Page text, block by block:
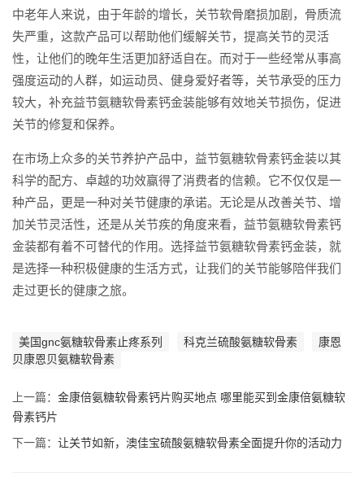
中老年人来说，由于年龄的增长，关节软骨磨损加剧，骨质流
失严重，这款产品可以帮助他们缓解关节，提高关节的灵活
性，让他们的晚年生活更加舒适自在。而对于一些经常从事高
强度运动的人群，如运动员、健身爱好者等，关节承受的压力
较大，补充益节氨糖软骨素钙金装能够有效地关节损伤，促进
关节的修复和保养。
在市场上众多的关节养护产品中，益节氨糖软骨素钙金装以其
科学的配方、卓越的功效赢得了消费者的信赖。它不仅仅是一
种产品，更是一种对关节健康的承诺。无论是从改善关节、增
加关节灵活性，还是从关节疾的角度来看，益节氨糖软骨素钙
金装都有着不可替代的作用。选择益节氨糖软骨素钙金装，就
是选择一种积极健康的生活方式，让我们的关节能够陪伴我们
走过更长的健康之旅。
美国gnc氨糖软骨素止疼系列 科克兰硫酸氨糖软骨素
康恩
贝康恩贝氨糖软骨素
上一篇： 金康倍氨糖软骨素钙片购买地点 哪里能买到金康倍氨糖软
骨素钙片
下一篇： 让关节如新，澳佳宝硫酸氨糖软骨素全面提升你的活动力